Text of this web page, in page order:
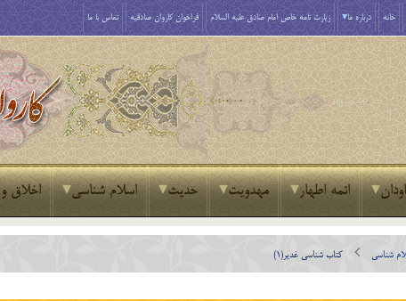
خانه درباره ما زیارت نامه خاص امام صادق علیه السلام فراخوان کاروان صادقیه تماس با ما
ائمه اطهار مهدویت حدیث اسلام شناسی اخلاق
شناسی کتاب شناسی غدیر(1)